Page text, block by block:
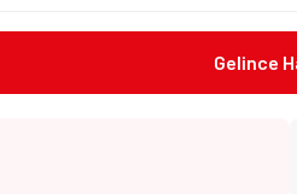
Gelince